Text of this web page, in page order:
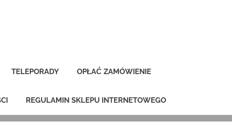
TELEPORADY OPŁAĆ ZAMÓWIENIE
REGULAMIN SKLEPU INTERNETOWEGO
korzyści